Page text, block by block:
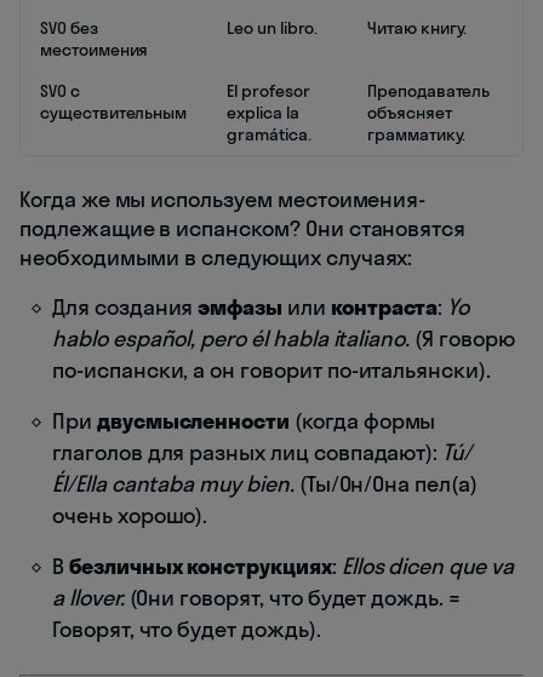
SVO без
местоимения
Leo un libro. Читаю книгу.
SVO с
существительным
El profesor
explica la
gramática.
Преподаватель
объясняет
грамматику.
Когда же мы используем местоимения-
подлежащие в испанском? Они становятся
необходимыми в следующих случаях:
Для созданияэмфазы или контраста: Yo
hablo español, pero él habla italiano. (Я говорю
по-испански, а он говорит по-итальянски).
При двусмысленности (когда формы
глаголов для разных лиц совпадают): Tú/
Él/Ella cantaba muy bien.(Ты/Он/Она пел(а)
очень хорошо).
В безличных конструкциях: Ellos dicen que va
a llover.(Они говорят, что будет дождь. =
Говорят, что будет дождь).